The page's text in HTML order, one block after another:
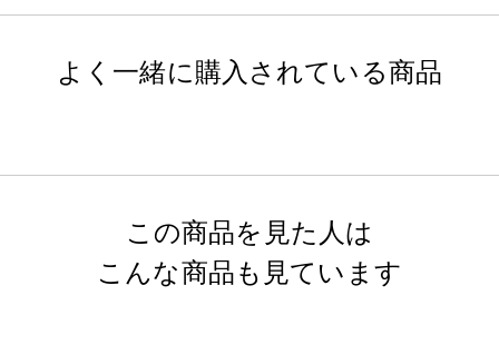
よく一緒に購入されている商品
この商品を見た人は
こんな商品も見ています